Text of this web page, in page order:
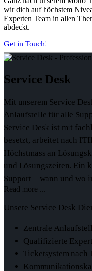
wir dich auf höchstem
Experten Team in allen
abdeckt.
Get in Touch!
Service Desk
Mit unserem Service
Anlaufstelle für alle
Service Desk ist mit
besetzt, arbeitet nach
Höchstmass an
und Lösungszeiten. Ein
Support – wann und wo
Read more ...
Unsere Service Desk
Zentrale
Qualifizierte
Ticketsystem nach